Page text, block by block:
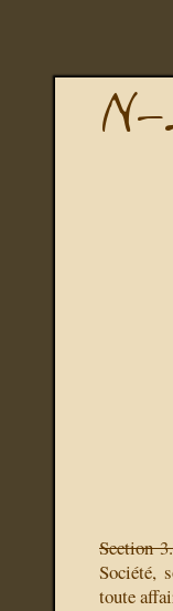
Section
Société,
toute